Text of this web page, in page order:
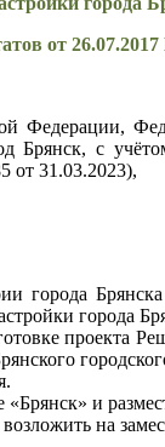
от
Федерации,
Брянск, с
от 31.03.2023),
города
города
проекта
и
на